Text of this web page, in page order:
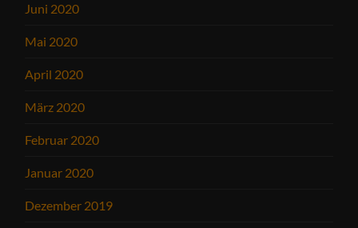
Juni 2020
Mai 2020
April 2020
März 2020
Februar 2020
Januar 2020
Dezember 2019